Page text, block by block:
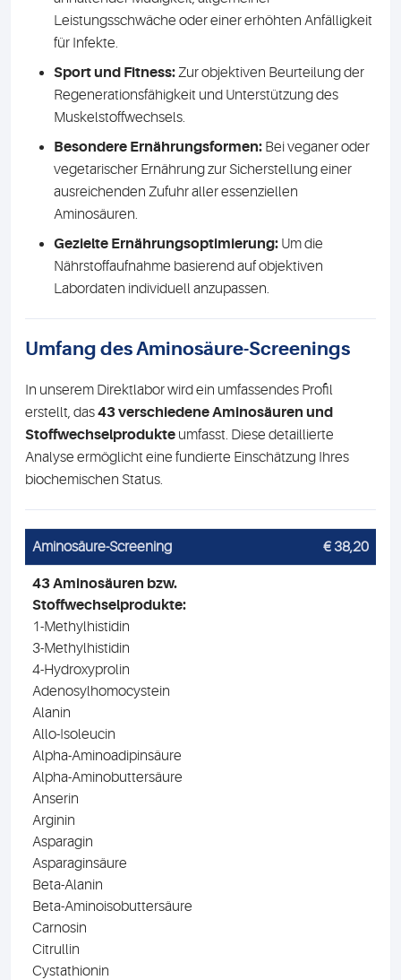
Leistungsschwäche oder einer erhöhten Anfälligkeit
für Infekte.
Sport und Fitness:Zur objektiven Beurteilung der
Regenerationsfähigkeit und Unterstützung des
Muskelstoffwechsels.
Besondere Ernährungsformen: Bei veganer oder
vegetarischer Ernährung zur Sicherstellung einer
ausreichenden Zufuhr aller essenziellen
Aminosäuren.
Gezielte Ernährungsoptimierung: Um die
Nährstoffaufnahme basierend auf objektiven
Labordaten individuell anzupassen.
Umfang des Aminosäure-Screenings
In unserem Direktlabor wird ein umfassendes Profil
erstellt, das43 verschiedene Aminosäuren und
Stoffwechselprodukte umfasst. Diese detaillierte
Analyse ermöglicht eine fundierte Einschätzung Ihres
biochemischen Status.
Aminosäure-Screening € 38,20
43 Aminosäuren bzw.
Stoffwechselprodukte:
1-Methylhistidin
3-Methylhistidin
4-Hydroxyprolin
Adenosylhomocystein
Alanin
Allo-Isoleucin
Alpha-Aminoadipinsäure
Alpha-Aminobuttersäure
Anserin
Arginin
Asparagin
Asparaginsäure
Beta-Alanin
Beta-Aminoisobuttersäure
Carnosin
Citrullin
Cystathionin